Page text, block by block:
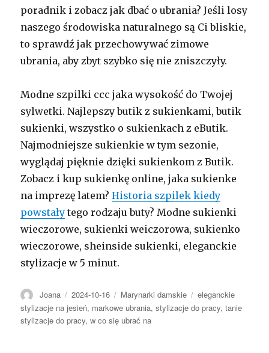
poradnik i zobacz jak dbać o ubrania? Jeśli losy
naszego środowiska naturalnego są Ci bliskie,
to sprawdź jak przechowywać zimowe
ubrania, aby zbyt szybko się nie zniszczyły.
Modne szpilki ccc jaka wysokość do Twojej
sylwetki. Najlepszy butik z sukienkami, butik
sukienki, wszystko o sukienkach z eButik.
Najmodniejsze sukienkie w tym sezonie,
wyglądaj pięknie dzięki sukienkom z Butik.
Zobacz i kup sukienkę online, jaka sukienke
na imprezę latem?Historia szpilek kiedy
powstały tego rodzaju buty? Modne sukienki
wieczorowe, sukienki weiczorowa, sukienko
wieczorowe, sheinside sukienki, eleganckie
stylizacje w 5 minut.
Autor
Joana Opublikowano
2024-10-16 Kategorie
Marynarki damskie Tagi
eleganckie
stylizacje na jesień, markowe ubrania,stylizacje do pracy,tanie
stylizacje do pracy,w co się ubrać na